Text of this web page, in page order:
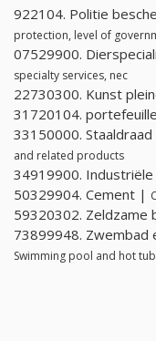
922104. Politie
protection, level of
07529900.
specialty services, nec
22730300. Kunst
31720104.
33150000.
and related products
34919900.
50329904. Cement |
59320302. Zeldzame
73899948. Zwembad
Swimming pool and hot